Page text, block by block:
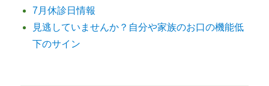
へ
の
7月休診日情報
見逃していませんか？自分や家族のお口の機能低
下のサイン